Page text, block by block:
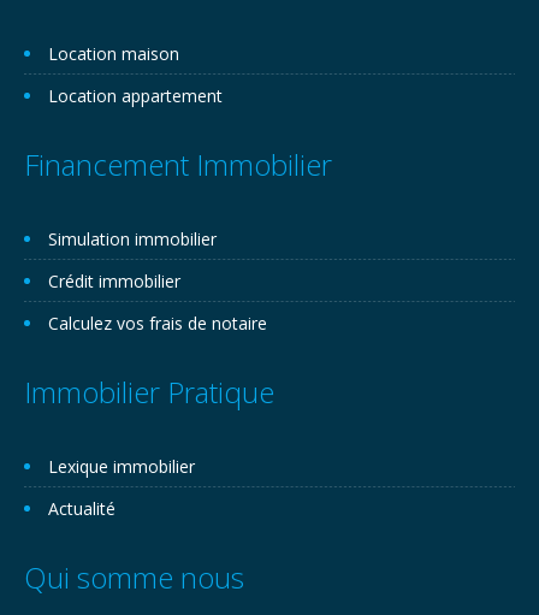
Location maison
Location appartement
Financement Immobilier
Simulation immobilier
Crédit immobilier
Calculez vos frais de notaire
Immobilier Pratique
Lexique immobilier
Actualité
Qui somme nous